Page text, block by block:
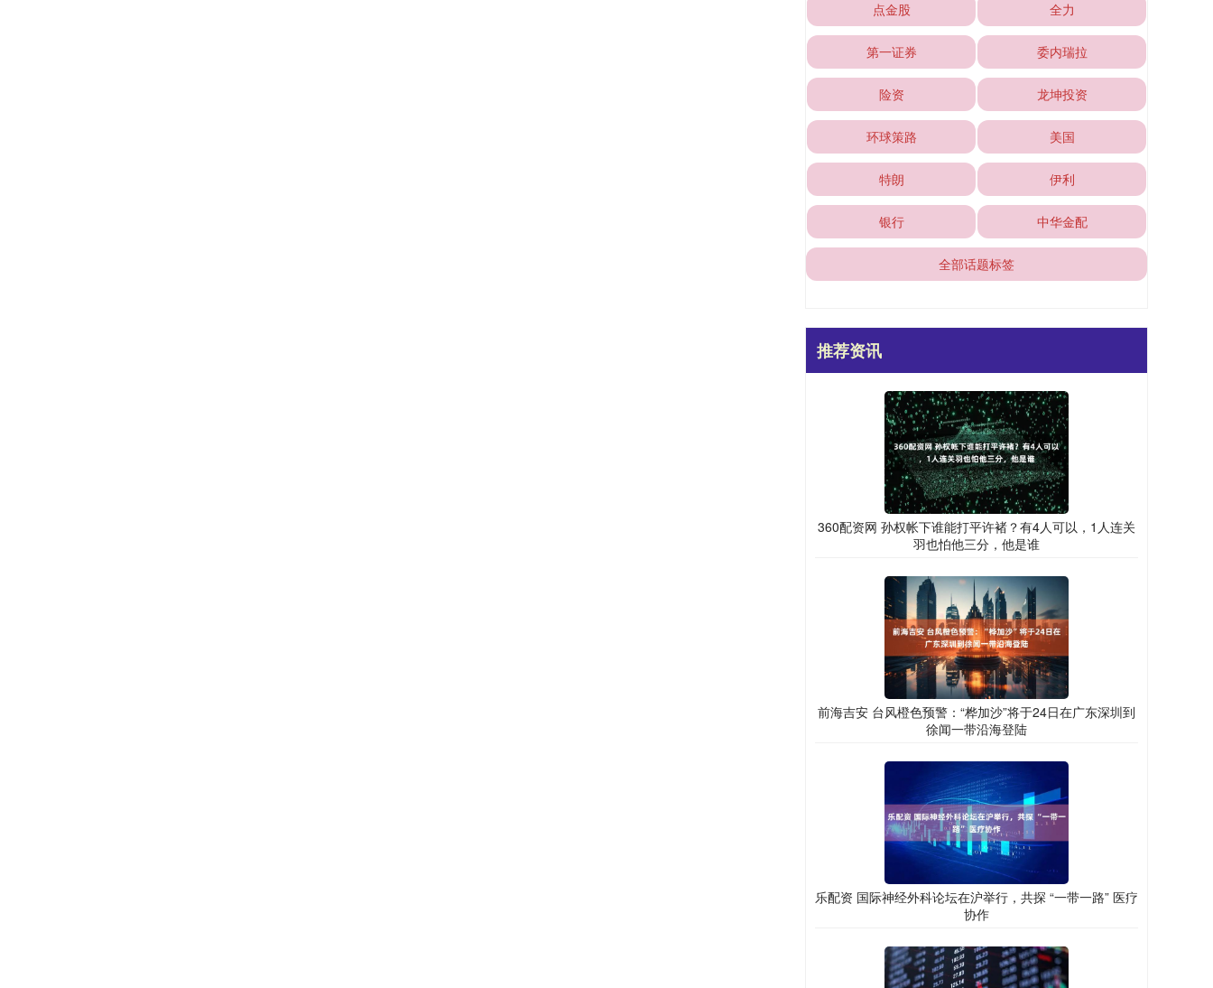
点金股 全力
第一证券 委内瑞拉
险资 龙坤投资
环球策路 美国
特朗 伊利
银行 中华金配
全部话题标签
推荐资讯
360配资网 孙权帐下谁能打平许褚？有4人可以，1人连关
羽也怕他三分，他是谁
前海吉安 台风橙色预警：“桦加沙”将于24日在广东深圳到
徐闻一带沿海登陆
乐配资 国际神经外科论坛在沪举行，共探 “一带一路” 医疗
协作